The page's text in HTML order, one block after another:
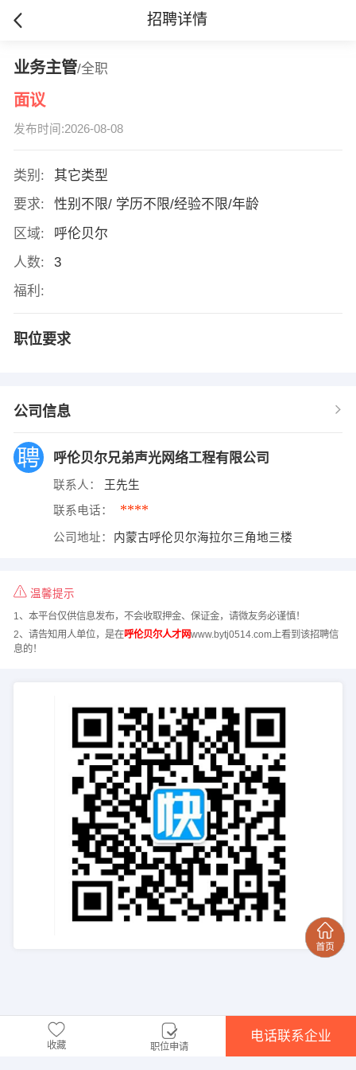
招聘详情
业务主管/全职
面议
发布时间:2026-08-08
类别:
其它类型
要求:
性别不限/ 学历不限/经验不限/年龄
区域:
呼伦贝尔
人数:
3
福利:
职位要求
公司信息
呼伦贝尔兄弟声光网络工程有限公司
联系人： 王先生
联系电话： ****
公司地址： 内蒙古呼伦贝尔海拉尔三角地三楼
温馨提示
1、本平台仅供信息发布，不会收取押金、保证金，请微友务必谨慎！
2、请告知用人单位，是在呼伦贝尔人才网www.bytj0514.com上看到该招聘信
息的！
收藏 职位申请
电话联系企业